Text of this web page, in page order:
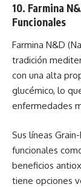
10. Farmina
Funcionales
Farmina N&D
tradición
con una alta
glucémico, lo
enfermedades
Sus líneas
funcionales
beneficios
tiene opciones